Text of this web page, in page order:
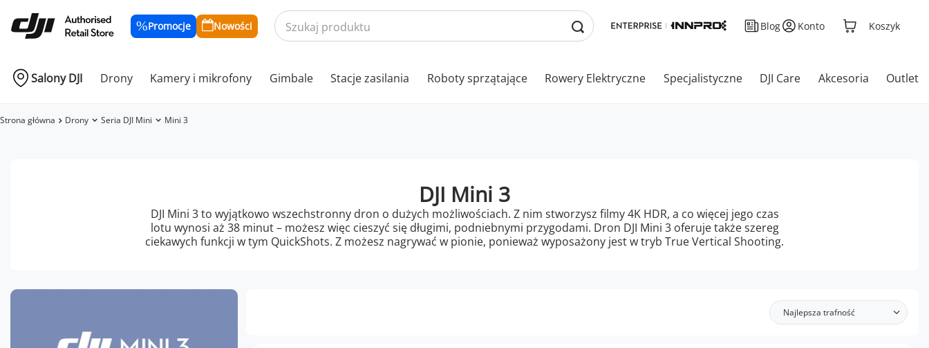
Promocje Nowości Blog Konto Koszyk
Salony DJI Drony Kamery i mikrofony Gimbale Stacje zasilania Roboty sprzątające Rowery Elektryczne Specjalistyczne DJI Care Akcesoria Outlet
Strona główna Drony Seria DJI Mini Mini 3
DJI Mini 3
DJI Mini 3 to wyjątkowo wszechstronny dron o dużych możliwościach. Z nim stworzysz filmy 4K HDR, a co więcej jego czas
lotu wynosi aż 38 minut – możesz więc cieszyć się długimi, podniebnymi przygodami. Dron DJI Mini 3 oferuje także szereg
ciekawych funkcji w tym QuickShots. Z możesz nagrywać w pionie, ponieważ wyposażony jest w tryb True Vertical Shooting.
Najlepsza trafność